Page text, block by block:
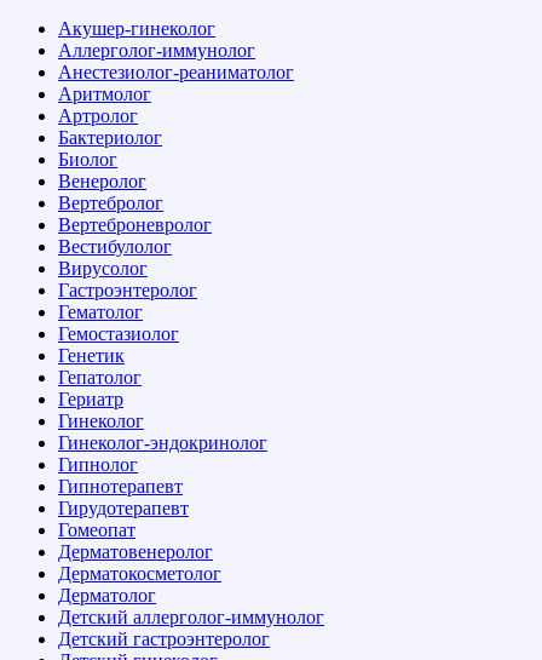
Акушер-гинеколог
Аллерголог-иммунолог
Анестезиолог-реаниматолог
Аритмолог
Артролог
Бактериолог
Биолог
Венеролог
Вертебролог
Вертеброневролог
Вестибулолог
Вирусолог
Гастроэнтеролог
Гематолог
Гемостазиолог
Генетик
Гепатолог
Гериатр
Гинеколог
Гинеколог-эндокринолог
Гипнолог
Гипнотерапевт
Гирудотерапевт
Гомеопат
Дерматовенеролог
Дерматокосметолог
Дерматолог
Детский аллерголог-иммунолог
Детский гастроэнтеролог